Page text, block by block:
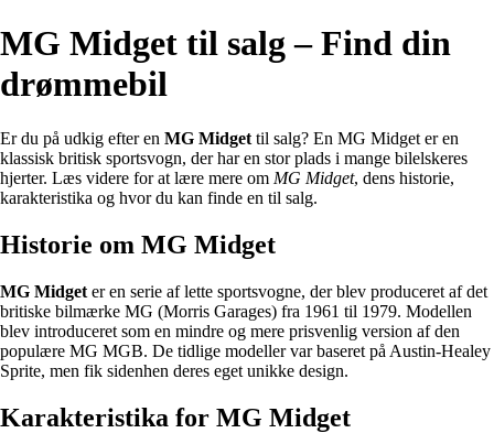
MG Midget til salg – Find din
drømmebil
Er du på udkig efter en MG Midget til salg? En MG Midget er en
klassisk britisk sportsvogn, der har en stor plads i mange bilelskeres
hjerter. Læs videre for at lære mere om MG Midget, dens historie,
karakteristika og hvor du kan finde en til salg.
Historie om MG Midget
MG Midget er en serie af lette sportsvogne, der blev produceret af det
britiske bilmærke MG (Morris Garages) fra 1961 til 1979. Modellen
blev introduceret som en mindre og mere prisvenlig version af den
populære MG MGB. De tidlige modeller var baseret på Austin-Healey
Sprite, men fik sidenhen deres eget unikke design.
Karakteristika for MG Midget